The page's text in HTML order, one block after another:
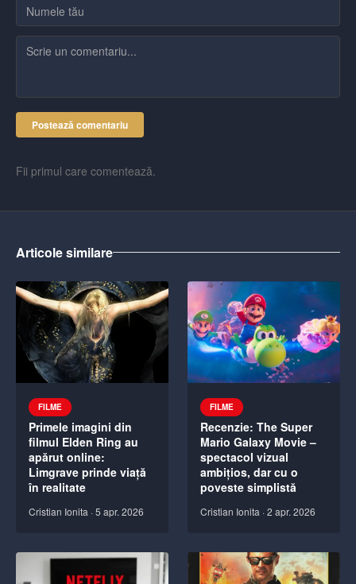
Postează comentariu
Fii primul care comentează.
Articole similare
FILME
Primele imagini din
filmul Elden Ring au
apărut online:
Limgrave prinde viață
în realitate
Cristian Ionita ·5 apr. 2026
FILME
Recenzie: The Super
Mario Galaxy Movie –
spectacol vizual
ambițios, dar cu o
poveste simplistă
Cristian Ionita ·2 apr. 2026